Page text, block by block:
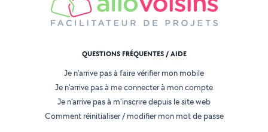
QUESTIONS FRÉQUENTES / AIDE
Je n'arrive pas à faire vérifier mon mobile
Je n'arrive pas à me connecter à mon compte
Je n'arrive pas à m'inscrire depuis le site web
Comment réinitialiser / modifier mon mot de passe